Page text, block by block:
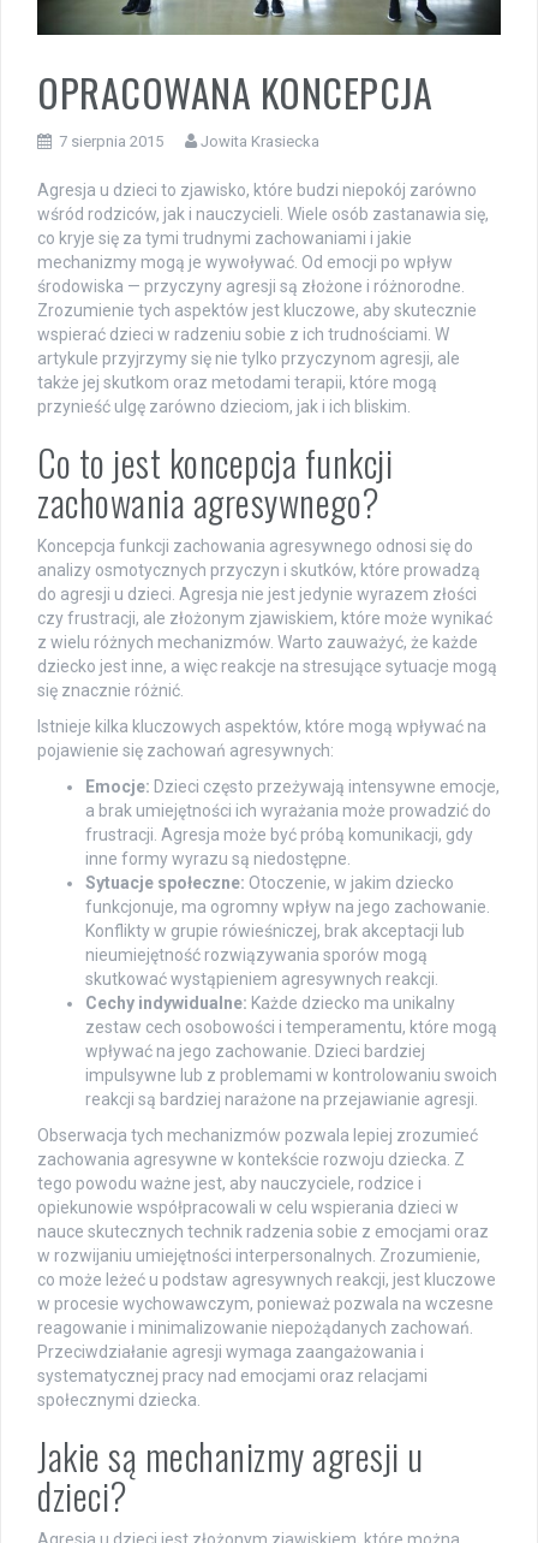
OPRACOWANA KONCEPCJA
7 sierpnia 2015 Jowita Krasiecka
Agresja u dzieci to zjawisko, które budzi niepokój zarówno
wśród rodziców, jak i nauczycieli. Wiele osób zastanawia się,
co kryje się za tymi trudnymi zachowaniami i jakie
mechanizmy mogą je wywoływać. Od emocji po wpływ
środowiska — przyczyny agresji są złożone i różnorodne.
Zrozumienie tych aspektów jest kluczowe, aby skutecznie
wspierać dzieci w radzeniu sobie z ich trudnościami. W
artykule przyjrzymy się nie tylko przyczynom agresji, ale
także jej skutkom oraz metodami terapii, które mogą
przynieść ulgę zarówno dzieciom, jak i ich bliskim.
Co to jest koncepcja funkcji
zachowania agresywnego?
Koncepcja funkcji zachowania agresywnego odnosi się do
analizy osmotycznych przyczyn i skutków, które prowadzą
do agresji u dzieci. Agresja nie jest jedynie wyrazem złości
czy frustracji, ale złożonym zjawiskiem, które może wynikać
z wielu różnych mechanizmów. Warto zauważyć, że każde
dziecko jest inne, a więc reakcje na stresujące sytuacje mogą
się znacznie różnić.
Istnieje kilka kluczowych aspektów, które mogą wpływać na
pojawienie się zachowań agresywnych:
Emocje: Dzieci często przeżywają intensywne emocje,
a brak umiejętności ich wyrażania może prowadzić do
frustracji. Agresja może być próbą komunikacji, gdy
inne formy wyrazu są niedostępne.
Sytuacje społeczne: Otoczenie, w jakim dziecko
funkcjonuje, ma ogromny wpływ na jego zachowanie.
Konflikty w grupie rówieśniczej, brak akceptacji lub
nieumiejętność rozwiązywania sporów mogą
skutkować wystąpieniem agresywnych reakcji.
Cechy indywidualne: Każde dziecko ma unikalny
zestaw cech osobowości i temperamentu, które mogą
wpływać na jego zachowanie. Dzieci bardziej
impulsywne lub z problemami w kontrolowaniu swoich
reakcji są bardziej narażone na przejawianie agresji.
Obserwacja tych mechanizmów pozwala lepiej zrozumieć
zachowania agresywne w kontekście rozwoju dziecka. Z
tego powodu ważne jest, aby nauczyciele, rodzice i
opiekunowie współpracowali w celu wspierania dzieci w
nauce skutecznych technik radzenia sobie z emocjami oraz
w rozwijaniu umiejętności interpersonalnych. Zrozumienie,
co może leżeć u podstaw agresywnych reakcji, jest kluczowe
w procesie wychowawczym, ponieważ pozwala na wczesne
reagowanie i minimalizowanie niepożądanych zachowań.
Przeciwdziałanie agresji wymaga zaangażowania i
systematycznej pracy nad emocjami oraz relacjami
społecznymi dziecka.
Jakie są mechanizmy agresji u
dzieci?